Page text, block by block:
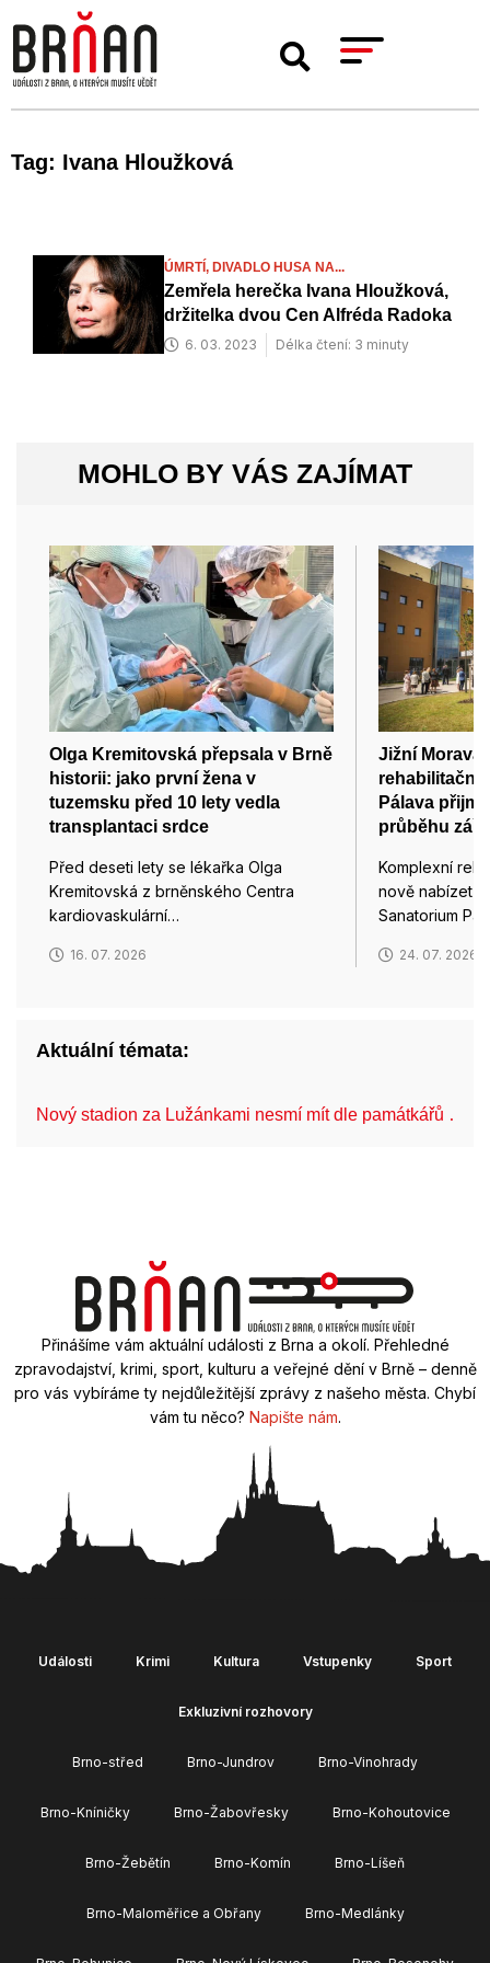
Tag: Ivana Hloužková
ÚMRTÍ, DIVADLO HUSA NA...
Zemřela herečka Ivana Hloužková,
držitelka dvou Cen Alfréda Radoka
6. 03. 2023 Délka čtení: 3 minuty
MOHLO BY VÁS ZAJÍMAT
Olga Kremitovská přepsala v Brně
historii: jako první žena v
tuzemsku před 10 lety vedla
transplantaci srdce
Před deseti lety se lékařka Olga
Kremitovská z brněnského Centra
kardiovaskulární…
16. 07. 2026
Jižní Morava
rehabilitační
Pálava
průběhu září
Komplexní
nově nabízet
Sanatorium
24. 07. 2026
Aktuální témata:
Nový stadion za Lužánkami nesmí mít dle památkářů …
Přinášíme vám aktuální události z Brna a okolí. Přehledné
zpravodajství, krimi, sport, kulturu a veřejné dění v Brně – denně
pro vás vybíráme ty nejdůležitější zprávy z našeho města. Chybí
vám tu něco? Napište nám.
Události Krimi Kultura Vstupenky Sport
Exkluzivní rozhovory
Brno-střed Brno-Jundrov Brno-Vinohrady
Brno-Kníničky Brno-Žabovřesky Brno-Kohoutovice
Brno-Žebětín Brno-Komín Brno-Líšeň
Brno-Maloměřice a Obřany Brno-Medlánky